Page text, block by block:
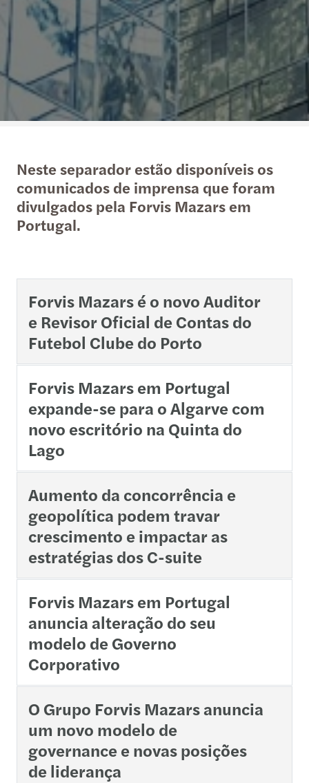
Neste separador estão disponíveis os
comunicados de imprensa que foram
divulgados pela Forvis Mazars em
Portugal.
Forvis Mazars é o novo Auditor
e Revisor Oficial de Contas do
Futebol Clube do Porto
Forvis Mazars em Portugal
expande-se para o Algarve com
novo escritório na Quinta do
Lago
Aumento da concorrência e
geopolítica podem travar
crescimento e impactar as
estratégias dos C-suite
Forvis Mazars em Portugal
anuncia alteração do seu
modelo de Governo
Corporativo
O Grupo Forvis Mazars anuncia
um novo modelo de
governance e novas posições
de liderança